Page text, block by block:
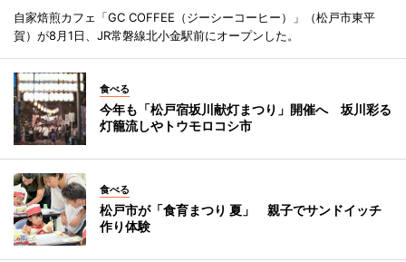
自家焙煎カフェ「GC COFFEE（ジーシーコーヒー）」（松戸市東平
賀）が8月1日、JR常磐線北小金駅前にオープンした。
食べる
今年も「松戸宿坂川献灯まつり」開催へ 坂川彩る
灯籠流しやトウモロコシ市
食べる
松戸市が「食育まつり 夏」 親子でサンドイッチ
作り体験